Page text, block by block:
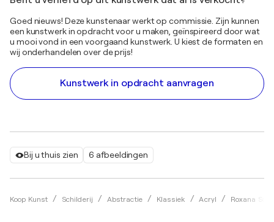
Bij u thuis zien 6 afbeeldingen
Koop Kunst Schilderij Abstractie Klassiek Acryl Roxana Soos
Goed nieuws! Deze kunstenaar werkt op commissie. Zijn kunnen
een kunstwerk in opdracht voor u maken, geïnspireerd door wat
u mooi vond in een voorgaand kunstwerk. U kiest de formaten en
wij onderhandelen over de prijs!
Kunstwerk in opdracht aanvragen